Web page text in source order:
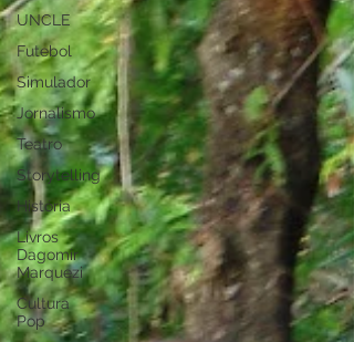
UNCLE
Futebol
Simulador
Jornalismo
Teatro
Storytelling
História
Livros
Dagomir
Marquezi
Cultura
Pop